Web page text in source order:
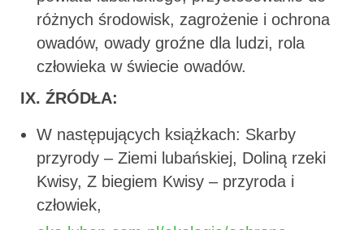
różnych środowisk, zagrożenie i ochrona
owadów, owady groźne dla ludzi, rola
człowieka w świecie owadów.
IX. ŹRÓDŁA:
W następujących książkach: Skarby
przyrody – Ziemi lubańskiej, Doliną rzeki
Kwisy, Z biegiem Kwisy – przyroda i
człowiek,